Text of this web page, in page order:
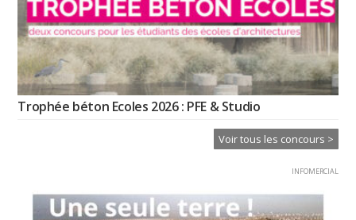
Trophée béton Ecoles 2026 : PFE & Studio
Voir tous les concours >
INFOMERCIAL